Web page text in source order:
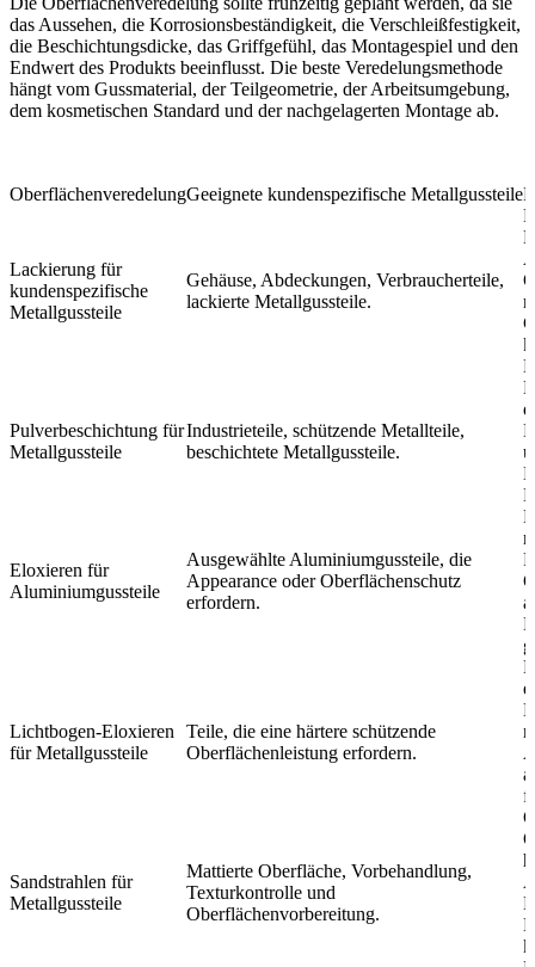
das Aussehen, die Korrosionsbeständigkeit, die Verschleißfestigkeit,
die Beschichtungsdicke, das Griffgefühl, das Montagespiel und den
Endwert des Produkts beeinflusst. Die beste Veredelungsmethode
hängt vom Gussmaterial, der Teilgeometrie, der Arbeitsumgebung,
dem kosmetischen Standard und der nachgelagerten Montage ab.
OberflächenveredelungGeeignete kundenspezifische Metallgussteile
Lackierung für
kundenspezifische
Metallgussteile
Gehäuse, Abdeckungen, Verbraucherteile,
lackierte Metallgussteile.
Pulverbeschichtung für
Metallgussteile
Industrieteile, schützende Metallteile,
beschichtete Metallgussteile.
Eloxieren für
Aluminiumgussteile
Ausgewählte Aluminiumgussteile, die
Appearance oder Oberflächenschutz
erfordern.
Lichtbogen-Eloxieren
für Metallgussteile
Teile, die eine härtere schützende
Oberflächenleistung erfordern.
Sandstrahlen für
Metallgussteile
Mattierte Oberfläche, Vorbehandlung,
Texturkontrolle und
Oberflächenvorbereitung.